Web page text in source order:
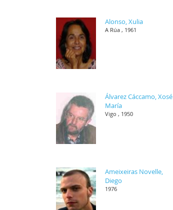
Alonso, Xulia
A Rúa , 1961
Álvarez Cáccamo, Xosé
María
Vigo , 1950
Ameixeiras Novelle,
Diego
1976